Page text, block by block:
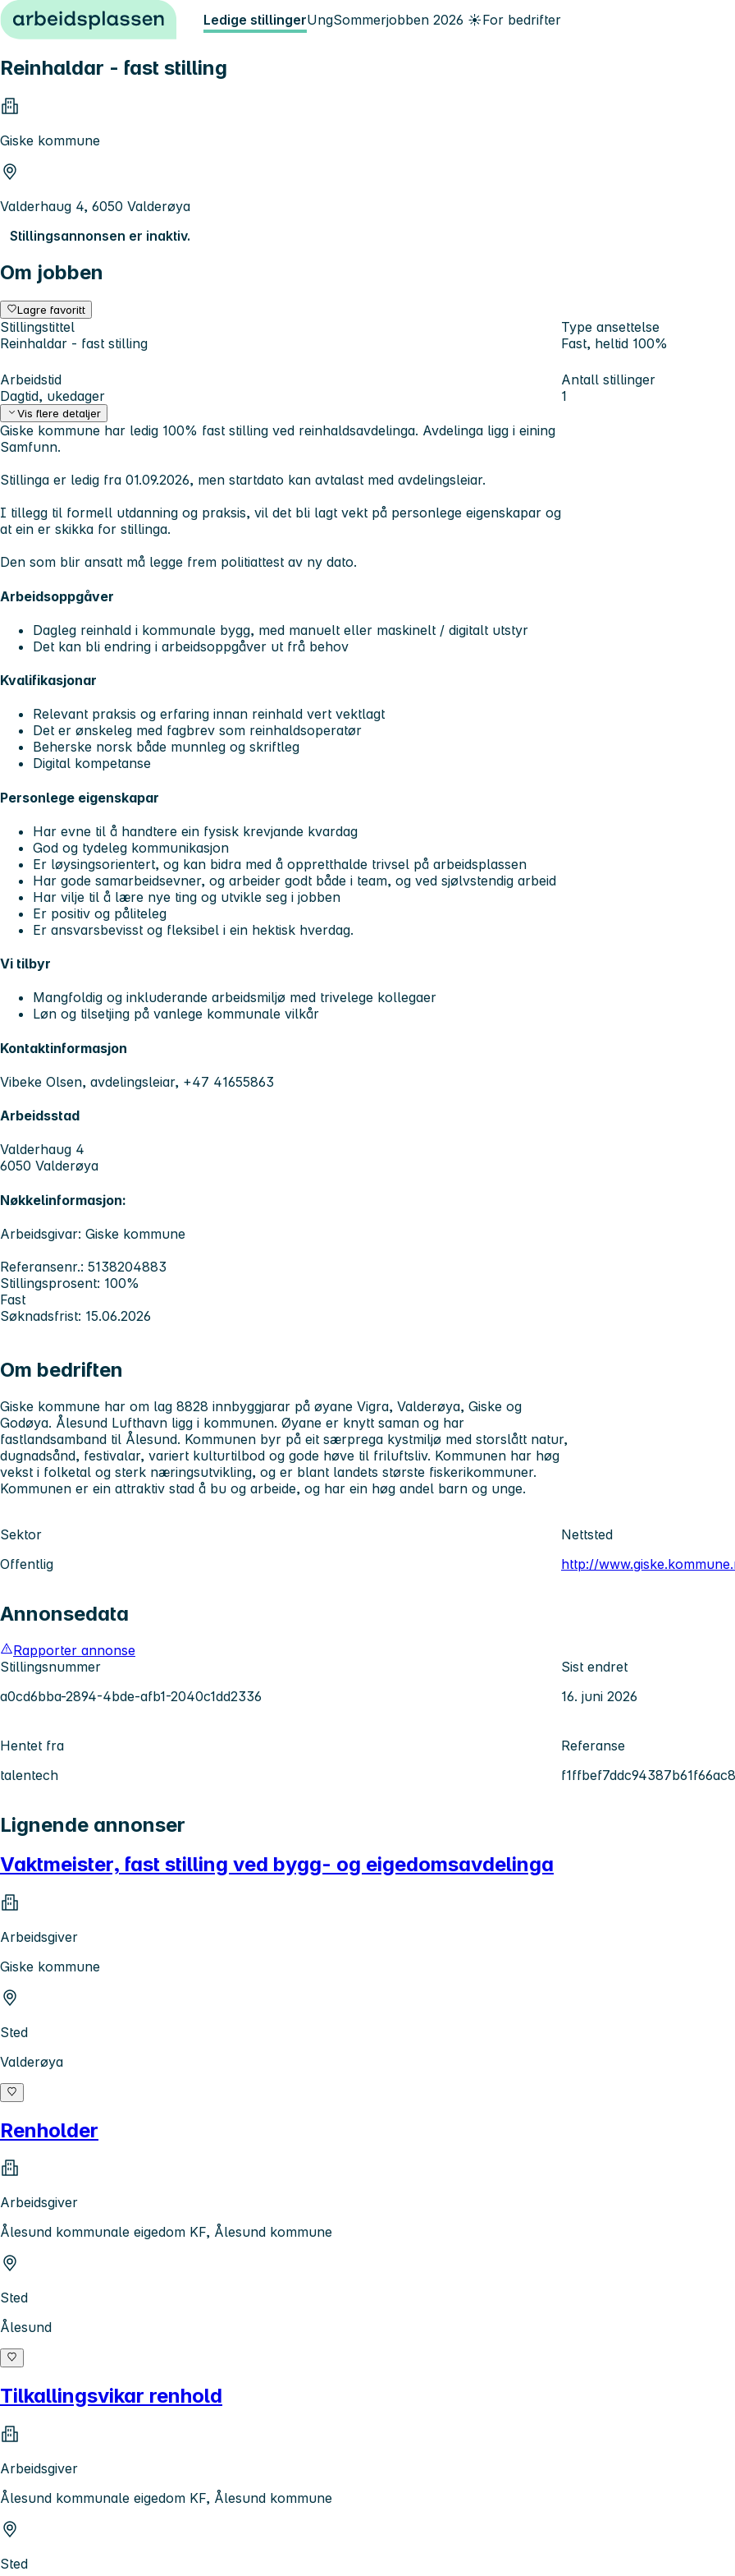
Hopp til innhold Ledige stillingerUngSommerjobben 2026 ☀️For bedrifter
Reinhaldar - fast stilling
Giske kommune
Valderhaug 4, 6050 Valderøya
Stillingsannonsen er inaktiv.
Om jobben
Lagre favoritt
Stillingstittel
Reinhaldar - fast stilling
Type ansettelse
Fast, heltid 100%
Arbeidstid
Dagtid, ukedager
Antall stillinger
1
Vis flere detaljer
Giske kommune har ledig 100% fast stilling ved reinhaldsavdelinga. Avdelinga ligg i eining
Samfunn.
Stillinga er ledig fra 01.09.2026, men startdato kan avtalast med avdelingsleiar.
I tillegg til formell utdanning og praksis, vil det bli lagt vekt på personlege eigenskapar og
at ein er skikka for stillinga.
Den som blir ansatt må legge frem politiattest av ny dato.
Arbeidsoppgåver
Dagleg reinhald i kommunale bygg, med manuelt eller maskinelt / digitalt utstyr
Det kan bli endring i arbeidsoppgåver ut frå behov
Kvalifikasjonar
Relevant praksis og erfaring innan reinhald vert vektlagt
Det er ønskeleg med fagbrev som reinhaldsoperatør
Beherske norsk både munnleg og skriftleg
Digital kompetanse
Personlege eigenskapar
Har evne til å handtere ein fysisk krevjande kvardag
God og tydeleg kommunikasjon
Er løysingsorientert, og kan bidra med å oppretthalde trivsel på arbeidsplassen
Har gode samarbeidsevner, og arbeider godt både i team, og ved sjølvstendig arbeid
Har vilje til å lære nye ting og utvikle seg i jobben
Er positiv og påliteleg
Er ansvarsbevisst og fleksibel i ein hektisk hverdag.
Vi tilbyr
Mangfoldig og inkluderande arbeidsmiljø med trivelege kollegaer
Løn og tilsetjing på vanlege kommunale vilkår
Kontaktinformasjon
Vibeke Olsen, avdelingsleiar, +47 41655863
Arbeidsstad
Valderhaug 4
6050 Valderøya
Nøkkelinformasjon:
Arbeidsgivar: Giske kommune
Referansenr.: 5138204883
Stillingsprosent: 100%
Fast
Søknadsfrist: 15.06.2026
Om bedriften
Giske kommune har om lag 8828 innbyggjarar på øyane Vigra, Valderøya, Giske og
Godøya. Ålesund Lufthavn ligg i kommunen. Øyane er knytt saman og har
fastlandsamband til Ålesund. Kommunen byr på eit særprega kystmiljø med storslått natur,
dugnadsånd, festivalar, variert kulturtilbod og gode høve til friluftsliv. Kommunen har høg
vekst i folketal og sterk næringsutvikling, og er blant landets største fiskerikommuner.
Kommunen er ein attraktiv stad å bu og arbeide, og har ein høg andel barn og unge.
Sektor
Offentlig
Nettsted
http://
Annonsedata
Rapporter annonse
Stillingsnummer
a0cd6bba-2894-4bde-afb1-2040c1dd2336
Sist endret
16. juni 2026
Hentet fra
talentech
Referanse
Lignende annonser
Vaktmeister, fast stilling ved bygg- og eigedomsavdelinga
Arbeidsgiver
Giske kommune
Sted
Valderøya
Renholder
Arbeidsgiver
Ålesund kommunale eigedom KF, Ålesund kommune
Sted
Ålesund
Tilkallingsvikar renhold
Arbeidsgiver
Ålesund kommunale eigedom KF, Ålesund kommune
Sted